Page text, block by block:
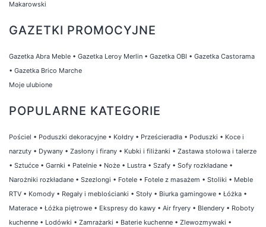
Makarowski
GAZETKI PROMOCYJNE
Gazetka Abra Meble • Gazetka Leroy Merlin • Gazetka OBI • Gazetka Castorama
• Gazetka Brico Marche
Moje ulubione
POPULARNE KATEGORIE
Pościel • Poduszki dekoracyjne • Kołdry • Prześcieradła • Poduszki • Koce i
narzuty • Dywany • Zasłony i firany • Kubki i filiżanki • Zastawa stołowa i talerze
• Sztućce • Garnki • Patelnie • Noże • Lustra • Szafy • Sofy rozkładane •
Narożniki rozkładane • Szezlongi • Fotele • Fotele z masażem • Stoliki • Meble
RTV • Komody • Regały i meblościanki • Stoły • Biurka gamingowe • Łóżka •
Materace • Łóżka piętrowe • Ekspresy do kawy • Air fryery • Blendery • Roboty
kuchenne • Lodówki • Zamrażarki • Baterie kuchenne • Zlewozmywaki •